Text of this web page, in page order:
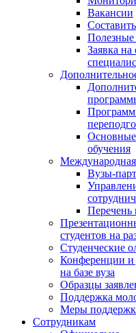
Вакансии
Полезные
Заявка
обучения
Международная
Вузы-
студентов на
Студенческие
Конференции и
на базе вуза
Образцы
Поддержка
Меры
Сотрудникам